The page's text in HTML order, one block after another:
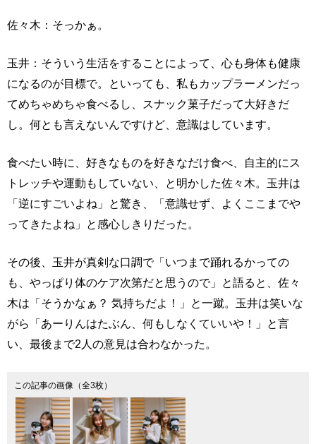
佐々木：そっかぁ。
玉井：そういう生活をすることによって、心も身体も健康
になるのが目標で。といっても、私もカップラーメンだっ
てめちゃめちゃ食べるし、スナック菓子だって大好きだ
し。何とも言えないんですけど、意識はしています。
食べたい時に、好きなものを好きなだけ食べ、自主的にス
トレッチや運動もしていない、と明かした佐々木。玉井は
「逆にすごいよね」と驚き、「意識せず、よくここまでや
ってきたよね」と感心しきりだった。
その後、玉井が真剣な口調で「いつまで踊れるかっての
も、やっぱり体のケア次第だと思うので」と語ると、佐々
木は「そうかなぁ？ 気持ちだよ！」と一蹴。玉井は笑いな
がら「あーりんはたぶん、何もしなくていいや！」と言
い、最後まで2人の意見は合わなかった。
この記事の画像（全3枚）